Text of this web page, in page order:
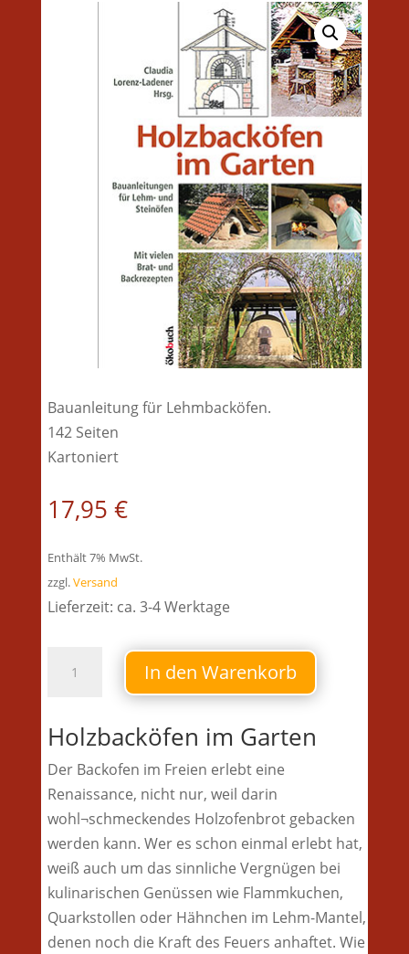
Bauanleitung für Lehmbacköfen.
142 Seiten
Kartoniert
17,95 €
Enthält 7% MwSt.
zzgl.Versand
Lieferzeit: ca. 3-4 Werktage
im
Menge
In den Warenkorb
Holzbacköfen im Garten
Der Backofen im Freien erlebt eine
Renaissance, nicht nur, weil darin
wohl¬schmeckendes Holzofenbrot gebacken
werden kann. Wer es schon einmal erlebt hat,
weiß auch um das sinnliche Vergnügen bei
kulinarischen Genüssen wie Flammkuchen,
Quarkstollen oder Hähnchen im Lehm-Mantel,
denen noch die Kraft des Feuers anhaftet. Wie